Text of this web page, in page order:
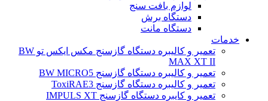
لوازم بافت سنج
دستگاه برش
دستگاه مانت
خدمات
تعمیر و کالیبره دستگاه گازسنج مکس ایکس تو BW
MAX XT II
تعمیر و کالیبره دستگاه گازسنج BW MICRO5
تعمیر و کالیبره دستگاه گازسنج ToxiRAE3
تعمیر و کایبره دستگاه گازسنج IMPULS XT